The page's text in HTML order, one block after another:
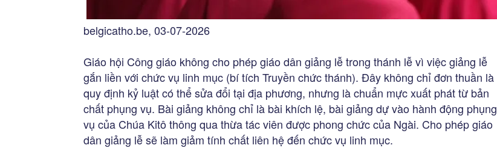
belgicatho.be, 03-07-2026
Giáo hội Công giáo không cho phép giáo dân giảng lễ trong thánh lễ vì việc giảng lễ
gắn liền với chức vụ linh mục (bí tích Truyền chức thánh). Đây không chỉ đơn thuần là
quy định kỷ luật có thể sửa đổi tại địa phương, nhưng là chuẩn mực xuất phát từ bản
chất phụng vụ. Bài giảng không chỉ là bài khích lệ, bài giảng dự vào hành động phụng
vụ của Chúa Kitô thông qua thừa tác viên được phong chức của Ngài. Cho phép giáo
dân giảng lễ sẽ làm giảm tính chất liên hệ đến chức vụ linh mục.